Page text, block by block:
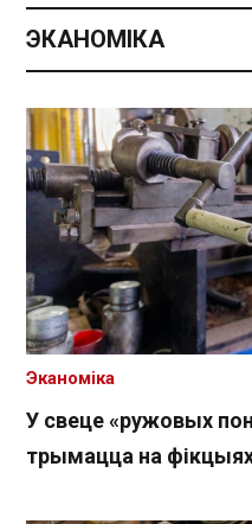
ЭКАНОМІКА
У свеце «ружовых
трымацца на
Эканоміка